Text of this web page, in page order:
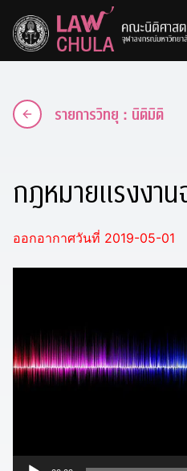
content
รายการวิทยุ : นิติมิติ
กฎหมายแรงงา
ออกอากาศวันที่ 2019-05-01